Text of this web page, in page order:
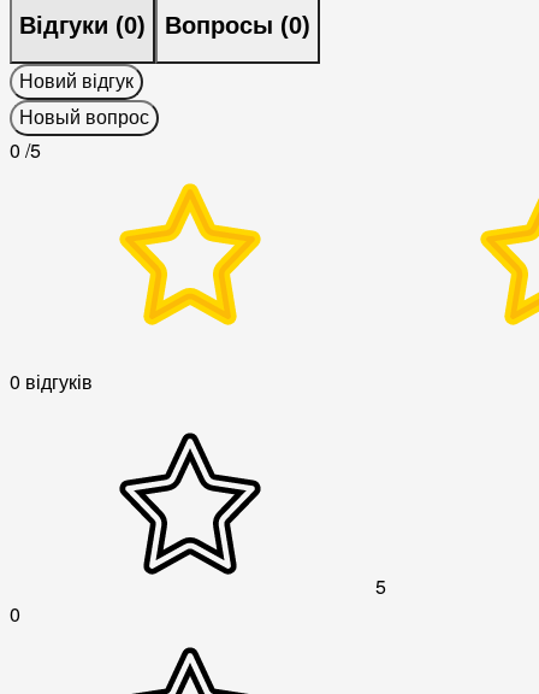
Відгуки (0) Вопросы (0)
Новий відгук
Новый вопрос
0 /5
0 відгуків
5
0